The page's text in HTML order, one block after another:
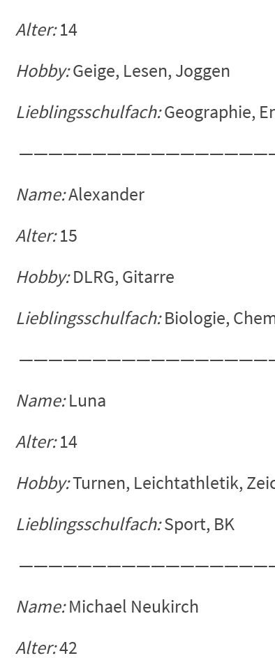
Alter:14
Hobby:Geige, Lesen, Joggen
Lieblingsschulfach:Geographie,
Name:Alexander
Alter:15
Hobby:DLRG, Gitarre
Lieblingsschulfach:Biologie,
Name:Luna
Alter:14
Hobby:Turnen, Leichtathletik,
Lieblingsschulfach:Sport, BK
Name:Michael Neukirch
Alter:42